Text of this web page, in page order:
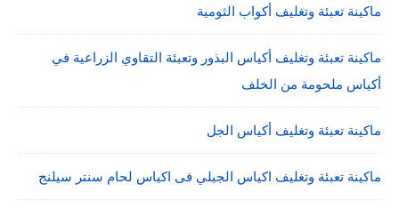
ماكينة تعبئة وتغليف أكواب الثومية
ماكينة تعبئة وتغليف أكياس البذور وتعبئة التقاوي الزراعية في
أكياس ملحومة من الخلف
ماكينة تعبئة وتغليف أكياس الجل
ماكينة تعبئة وتغليف اكياس الجيلي فى اكياس لحام سنتر سيلنج